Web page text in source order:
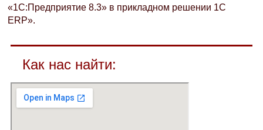
«1С:Предприятие 8.3» в прикладном решении 1C
ERP».
Как нас найти: